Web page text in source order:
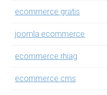
ecommerce gratis
joomla ecommerce
ecommerce rhiag
ecommerce cms